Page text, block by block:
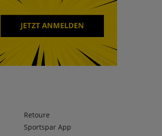
Retoure
Sportspar App